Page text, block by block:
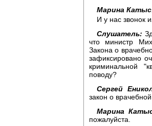
Марина
И у нас звонок
Слушатель:
что министр
Закона о
зафиксировано
криминальной
поводу?
Сергей
закон о
Марина
пожалуйста.